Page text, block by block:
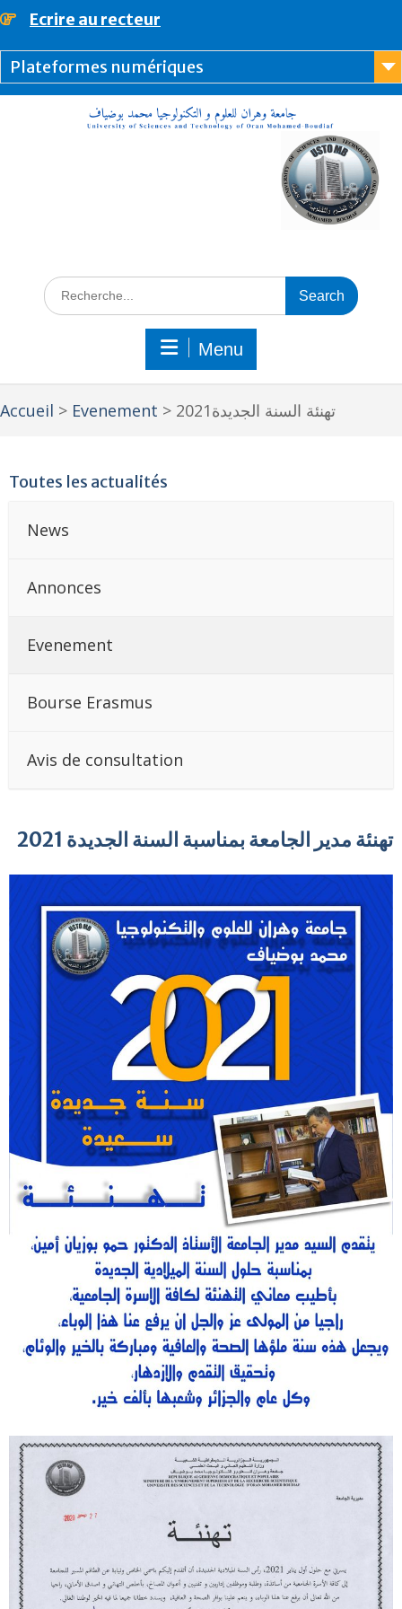
principal
Ecrire au recteur
Plateformes numériques
Menu
Accueil > Evenement > تهنئة السنة الجديدة2021
Toutes les actualités
News
Annonces
Evenement
Bourse Erasmus
Avis de consultation
تهنئة مدير الجامعة بمناسبة السنة الجديدة 2021